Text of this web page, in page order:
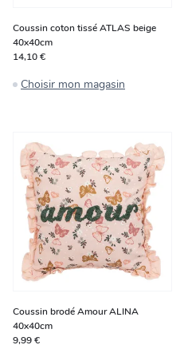
Coussin coton tissé ATLAS beige
40x40cm
14,10 €
Choisir mon magasin
Coussin brodé Amour ALINA
40x40cm
9,99 €